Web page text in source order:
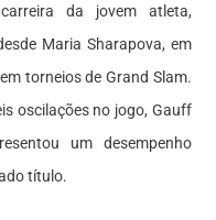
da jovem atleta,
Maria Sharapova, em
torneios de Grand Slam.
oscilações no jogo, Gauff
um desempenho
título.